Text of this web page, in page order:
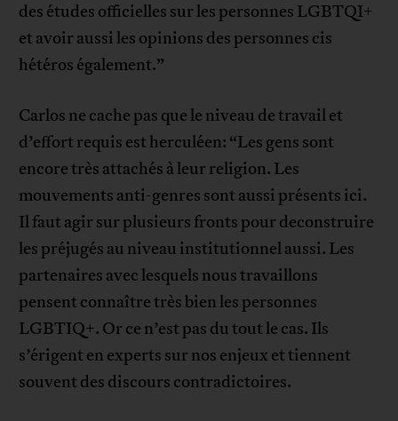
des études officielles sur les personnes LGBTQI+
et avoir aussi les opinions des personnes cis
hétéros également.”
Carlos ne cache pas que le niveau de travail et
d’effort requis est herculéen: “Les gens sont
encore très attachés à leur religion. Les
mouvements anti-genres sont aussi présents ici.
Il faut agir sur plusieurs fronts pour deconstruire
les préjugés au niveau institutionnel aussi. Les
partenaires avec lesquels nous travaillons
pensent connaître très bien les personnes
LGBTIQ+. Or ce n’est pas du tout le cas. Ils
s’érigent en experts sur nos enjeux et tiennent
souvent des discours contradictoires.